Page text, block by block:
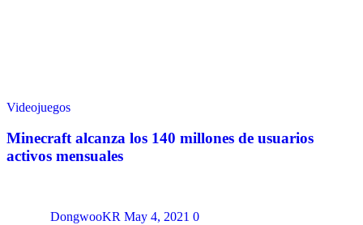
Videojuegos
Minecraft alcanza los 140 millones de usuarios
activos mensuales
DongwooKR May 4, 2021 0